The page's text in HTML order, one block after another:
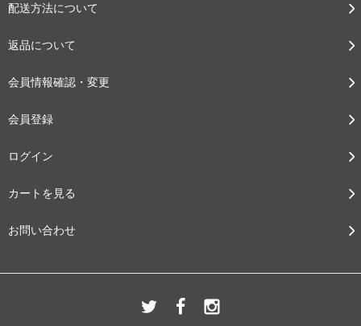
配送方法について
返品について
会員情報確認・変更
会員登録
ログイン
カートを見る
お問い合わせ